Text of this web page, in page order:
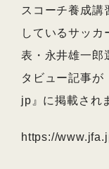
スコーチ養成講
しているサッカ
表・永井雄一郎
タビュー記事が
jp』に掲載され
https://